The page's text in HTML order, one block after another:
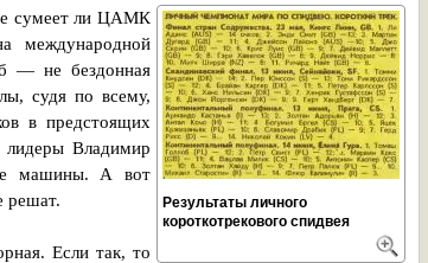
Результаты личного
короткотрекового спидвея
сумеет ли ЦАМК
международной
— не бездонная
судя по всему,
в предстоящих
лидеры Владимир
машины. А вот
решат.
Если так, то